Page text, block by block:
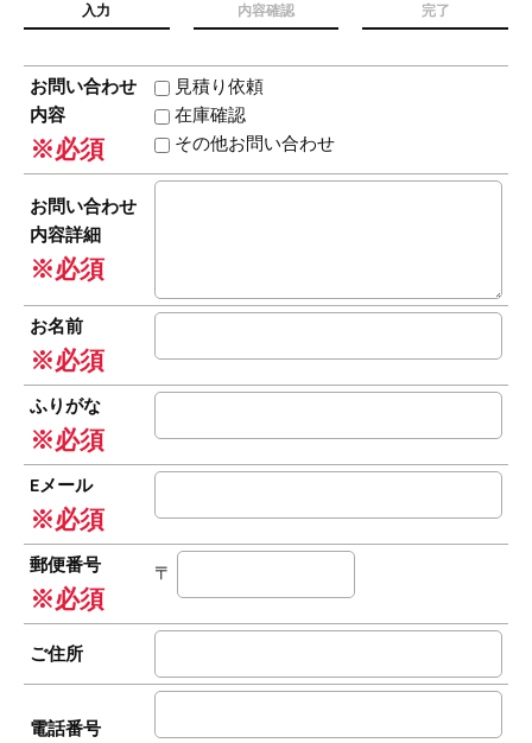
入力 内容確認 完了
お問い合わせ
内容
※必須
見積り依頼
在庫確認
その他お問い合わせ
お問い合わせ
内容詳細
※必須
お名前
※必須
ふりがな
※必須
Eメール
※必須
郵便番号
※必須
〒
ご住所
電話番号